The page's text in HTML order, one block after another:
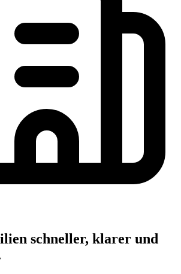
schneller, klarer und